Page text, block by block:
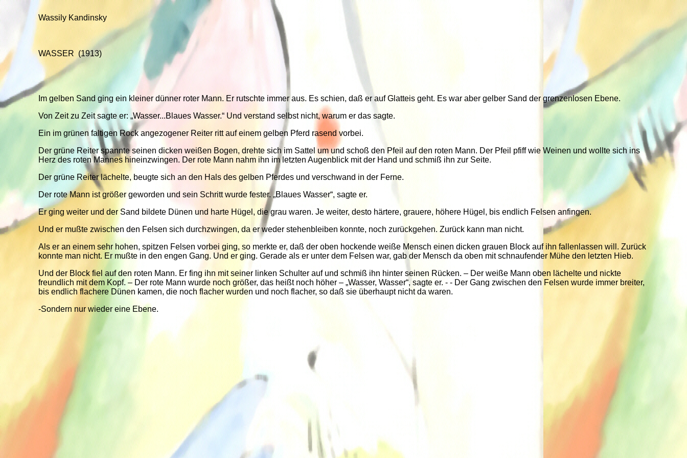
Wassily Kandinsky
WASSER (1913)
Im gelben Sand ging ein kleiner dünner roter Mann. Er rutschte immer aus. Es schien, daß er auf Glatteis geht. Es war aber gelber Sand der grenzenlosen Ebene.
Von Zeit zu Zeit sagte er: „Wasser...Blaues Wasser.“ Und verstand selbst nicht, warum er das sagte.
Ein im grünen faltigen Rock angezogener Reiter ritt auf einem gelben Pferd rasend vorbei.
Der grüne Reiter spannte seinen dicken weißen Bogen, drehte sich im Sattel um und schoß den Pfeil auf den roten Mann. Der Pfeil pfiff wie Weinen und wollte sich ins
Herz des roten Mannes hineinzwingen. Der rote Mann nahm ihn im letzten Augenblick mit der Hand und schmiß ihn zur Seite.
Der grüne Reiter lächelte, beugte sich an den Hals des gelben Pferdes und verschwand in der Ferne.
Der rote Mann ist größer geworden und sein Schritt wurde fester. „Blaues Wasser“, sagte er.
Er ging weiter und der Sand bildete Dünen und harte Hügel, die grau waren. Je weiter, desto härtere, grauere, höhere Hügel, bis endlich Felsen anfingen.
Und er mußte zwischen den Felsen sich durchzwingen, da er weder stehenbleiben konnte, noch zurückgehen. Zurück kann man nicht.
Als er an einem sehr hohen, spitzen Felsen vorbei ging, so merkte er, daß der oben hockende weiße Mensch einen dicken grauen Block auf ihn fallenlassen will. Zurück
konnte man nicht. Er mußte in den engen Gang. Und er ging. Gerade als er unter dem Felsen war, gab der Mensch da oben mit schnaufender Mühe den letzten Hieb.
Und der Block fiel auf den roten Mann. Er fing ihn mit seiner linken Schulter auf und schmiß ihn hinter seinen Rücken. – Der weiße Mann oben lächelte und nickte
freundlich mit dem Kopf. – Der rote Mann wurde noch größer, das heißt noch höher – „Wasser, Wasser“, sagte er. - - Der Gang zwischen den Felsen wurde immer breiter,
bis endlich flachere Dünen kamen, die noch flacher wurden und noch flacher, so daß sie überhaupt nicht da waren.
-Sondern nur wieder eine Ebene.